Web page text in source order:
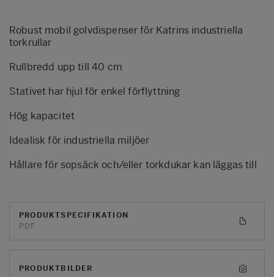
Robust mobil golvdispenser för Katrins industriella
torkrullar
Rullbredd upp till 40 cm
Stativet har hjul för enkel förflyttning
Hög kapacitet
Idealisk för industriella miljöer
Hållare för sopsäck och/eller torkdukar kan läggas till
PRODUKTSPECIFIKATION
PDF
PRODUKTBILDER